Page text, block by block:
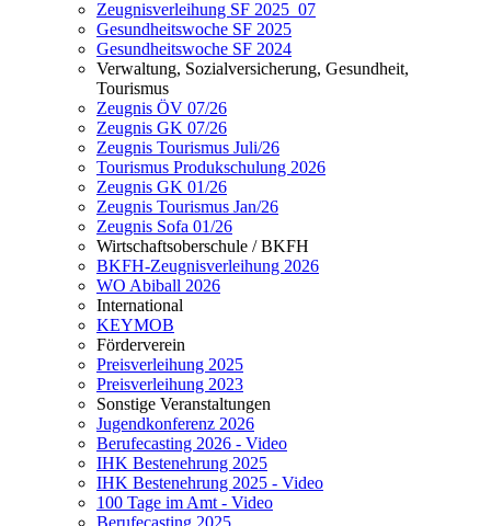
Zeugnisverleihung SF 2025_07
Gesundheitswoche SF 2025
Gesundheitswoche SF 2024
Verwaltung, Sozialversicherung, Gesundheit,
Tourismus
Zeugnis ÖV 07/26
Zeugnis GK 07/26
Zeugnis Tourismus Juli/26
Tourismus Produkschulung 2026
Zeugnis GK 01/26
Zeugnis Tourismus Jan/26
Zeugnis Sofa 01/26
Wirtschaftsoberschule / BKFH
BKFH-Zeugnisverleihung 2026
WO Abiball 2026
International
KEYMOB
Förderverein
Preisverleihung 2025
Preisverleihung 2023
Sonstige Veranstaltungen
Jugendkonferenz 2026
Berufecasting 2026 - Video
IHK Bestenehrung 2025
IHK Bestenehrung 2025 - Video
100 Tage im Amt - Video
Berufecasting 2025